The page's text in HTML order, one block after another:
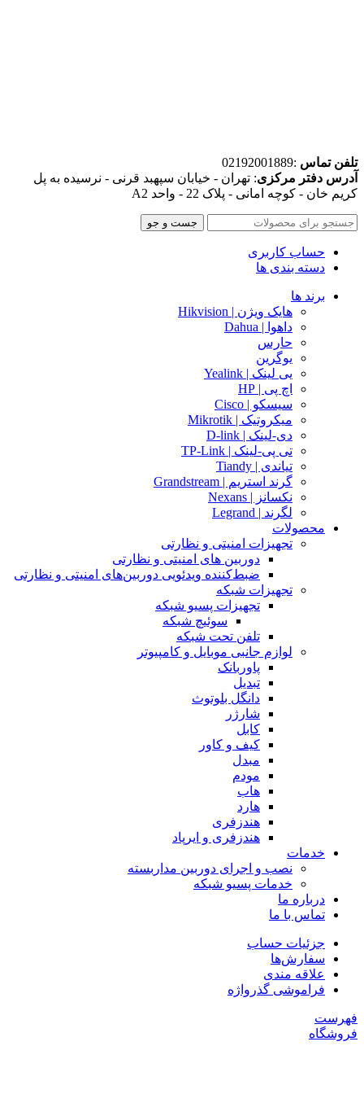
تلفن تماس :02192001889
آدرس دفتر مرکزی: تهران - خیابان سپهبد قرنی - نرسیده به پل
کریم خان - کوچه امانی - پلاک 22 - واحد A2
جست و جو
حساب کاربری
دسته بندی ها
برند ها
هایک ویژن | Hikvision
داهوا | Dahua
حارس
یوگرین
یی لینک | Yealink
اچ پی | HP
سیسکو | Cisco
میکروتیک | Mikrotik
دی-لینک | D-link
تی پی-لینک | TP-Link
تیاندی | Tiandy
گرند استریم | Grandstream
نکسانز | Nexans
لگرند | Legrand
محصولات
تجهیزات امنیتی و نظارتی
دوربین های امنیتی و نظارتی
ضبط‌کننده ویدئویی دوربین‌های امنیتی و نظارتی
تجهیزات شبکه
تجهیزات پسیو شبکه
سوئیچ‌ شبکه
تلفن تحت شبکه
لوازم جانبی موبایل و کامپیوتر
پاوربانک
تبدیل
دانگل بلوتوث
شارژر
کابل
کیف و کاور
مبدل
مودم
هاب
هارد
هندزفری
هندزفری و ایرپاد
خدمات
نصب و اجرای دوربین مداربسته
خدمات پسیو شبکه
درباره ما
تماس با ما
جزئیات حساب
سفارش‌ها
علاقه مندی
فراموشی گذرواژه
فهرست
فروشگاه